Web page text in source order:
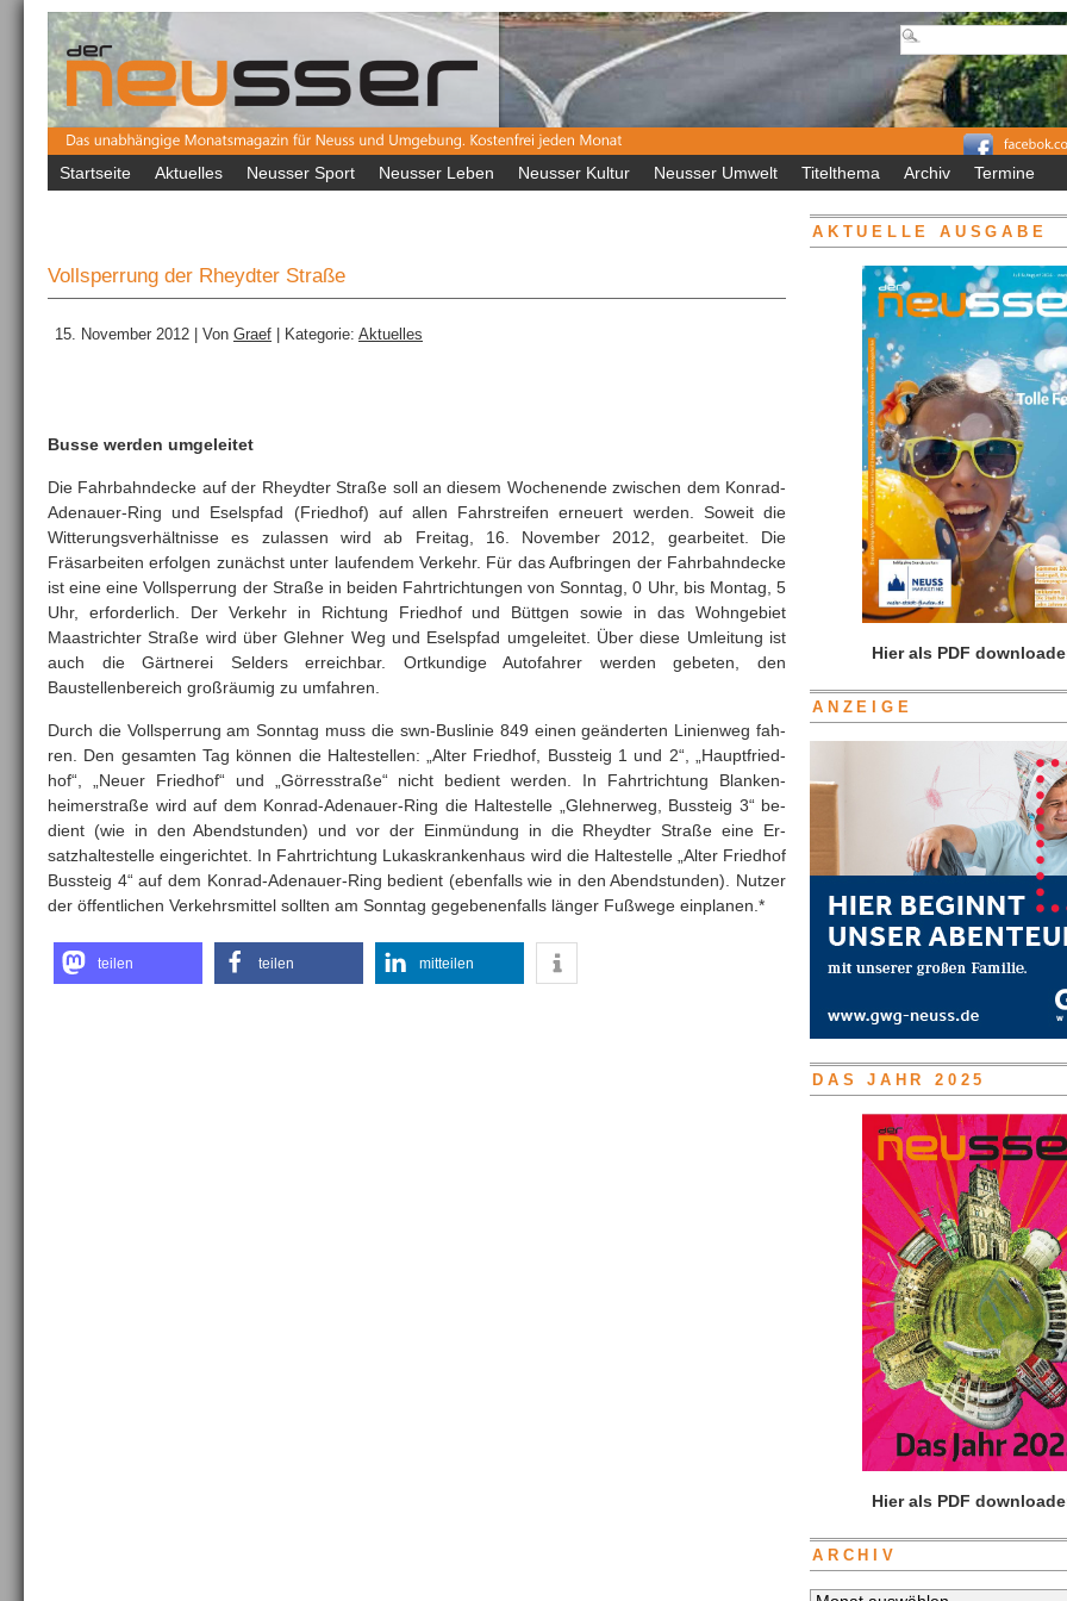
Startseite Aktuelles Neusser Sport Neusser Leben Neusser Kultur Neusser Umwelt Titelthema Archiv Termine
Vollsperrung der Rheydter Straße
15. November 2012 | Von Graef | Kategorie: Aktuelles
Busse werden umgeleitet
Die Fahrbahndecke auf der Rheydter Straße soll an diesem Wochenende zwischen dem Konrad-
Adenauer-Ring und Eselspfad (Friedhof) auf allen Fahrstreifen erneuert werden. Soweit die
Witterungsverhältnisse es zulassen wird ab Freitag, 16. November 2012, gearbeitet. Die
Fräsarbeiten erfol­gen zunächst unter laufendem Verkehr. Für das Aufbringen der Fahrbahndecke
ist eine eine Vollsperrung der Straße in beiden Fahrtrichtungen von Sonntag, 0 Uhr, bis Montag, 5
Uhr, erfor­derlich. Der Verkehr in Richtung Friedhof und Büttgen sowie in das Wohngebiet
Maastrichter Straße wird über Glehner Weg und Eselspfad umgeleitet. Über diese Umleitung ist
auch die Gärtnerei Selders erreichbar. Ortkundige Autofahrer werden gebeten, den
Baustellenbereich großräumig zu umfahren.
Durch die Vollsperrung am Sonntag muss die swn-Buslinie 849 einen geänderten Linienweg fah­
ren. Den gesamten Tag können die Haltestellen: „Alter Fried­hof, Bussteig 1 und 2“, „Hauptfried­
hof“, „Neuer Friedhof“ und „Görresstraße“ nicht bedient werden. In Fahrtrichtung Blanken­
heimerstraße wird auf dem Konrad-Adenauer-Ring die Halte­stelle „Glehnerweg, Bussteig 3“ be­
dient (wie in den Abendstun­den) und vor der Einmündung in die Rheydter Straße eine Er­
satzhaltestelle eingerichtet. In Fahrt­richtung Lukaskrankenhaus wird die Haltestelle „Alter Friedhof
Bussteig 4“ auf dem Konrad-Adenauer-Ring bedient (ebenfalls wie in den Abendstunden). Nutzer
der öffentlichen Verkehrs­mittel sollten am Sonntag ge­gebenenfalls länger Fußwege ein­planen.*
teilen teilen mitteilen
AKTUELLE AUSGABE
Hier als PDF
ANZEIGE
DAS JAHR 2025
Hier als PDF
ARCHIV